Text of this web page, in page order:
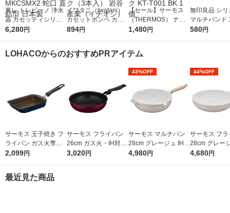
東レ トレビーノ 浄水
器 カセッティシリー
ズ 交換用 カートリッ
結型 日本製
6,280円
イワタニ（Iwatani）
カセットボンベ カセ
ットコンロ用 オレン
（イチオシ）
894円
【セール】サーモス
（THERMOS） ナイ
ロントング キッチン
1,480円
無印良品 シリ
マルチバンド
り 1セット（
580円
LOHACOからのおすすめPRアイテム
サーモス 玉子焼き フ
ライパン ガス火専用
ネイビー KFI-013E N
2,099円
サーモス フライパン
26cm ガス火・IH対応
レッド KFM-026 R1個
3,020円
43%OFF
サーモス マルチパン
28cm グレージュ IH/
ガス火対応 KFOー028
4,980円
44%OFF
サーモス フラ
28cm グレー
ガス火対応
4,680円
最近見た商品